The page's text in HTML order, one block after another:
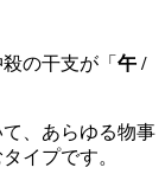
の干支が「 午 /
、あらゆる物事
イプです。